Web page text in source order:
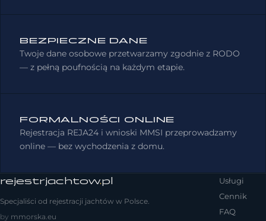
BEZPIECZNE DANE
Twoje dane osobowe przetwarzamy zgodnie z RODO
— z pełną poufnością na każdym etapie.
FORMALNOŚCI ONLINE
Rejestracja REJA24 i wnioski MMSI przeprowadzamy
online — bez wychodzenia z domu.
rejestrjachtow.pl
Specjaliści od rejestracji jachtów w Polsce.
by mmorska.eu
Usługi
Cennik
FAQ